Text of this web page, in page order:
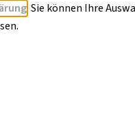
. Sie können Ihre